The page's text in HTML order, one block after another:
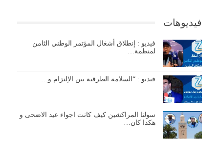
فيديوهات
فيديو : إنطلاق أشغال المؤتمر الوطني الثامن
لمنظمة…
فيديو : “السلامة الطرقية بين الإلتزام و…
سولنا المراكشين كيف كانت اجواء عيد الاضحى و
هكذا كان…